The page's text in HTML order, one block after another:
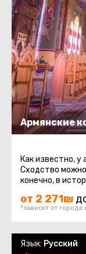
Армянские
Как известно, у
Сходство
конечно, в
от 2 271₪
*зависит от города
Язык: Русский